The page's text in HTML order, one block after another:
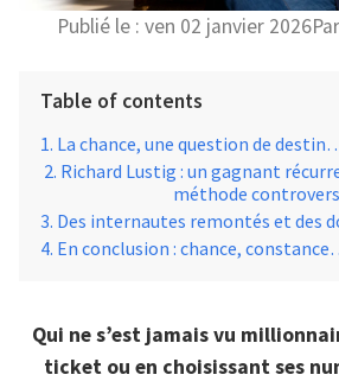
Publié le : ven 02 janvier 2026
Table of contents
La chance, une question de
Richard Lustig : un gagnant
méthode
Des internautes remontés et des
En conclusion : chance,
Qui ne s’est jamais vu
ticket ou en choisissant ses